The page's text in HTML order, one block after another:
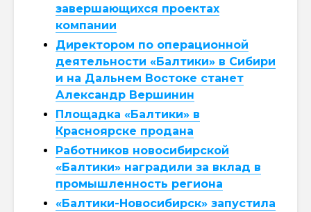
завершающихся проектах
компании
Директором по операционной
деятельности «Балтики» в Сибири
и на Дальнем Востоке станет
Александр Вершинин
Площадка «Балтики» в
Красноярске продана
Работников новосибирской
«Балтики» наградили за вклад в
промышленность региона
«Балтики-Новосибирск» запустила